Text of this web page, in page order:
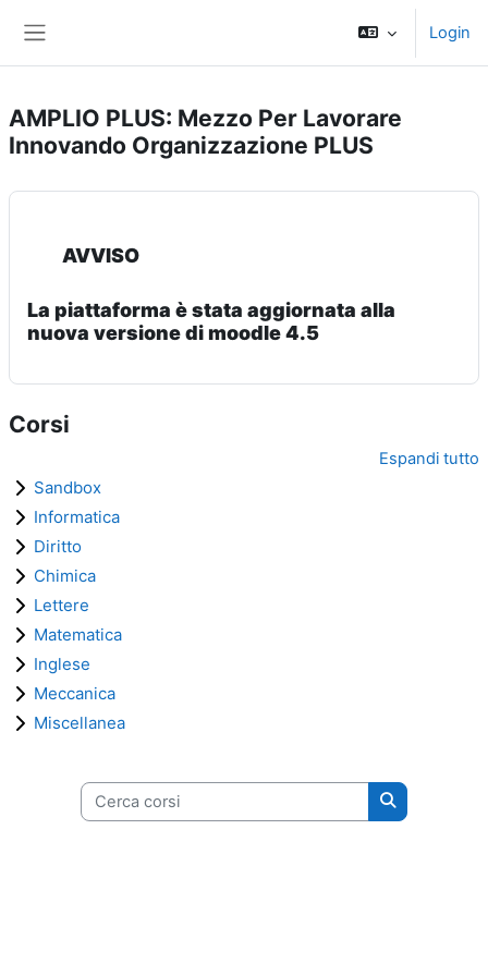
Login
AMPLIO PLUS: Mezzo Per Lavorare
Innovando Organizzazione PLUS
AVVISO
La piattaforma è stata aggiornata alla
nuova versione di moodle 4.5
Corsi
Espandi tutto
Sandbox
Informatica
Diritto
Chimica
Lettere
Matematica
Inglese
Meccanica
Miscellanea
Cerca corsi
Cerca corsi